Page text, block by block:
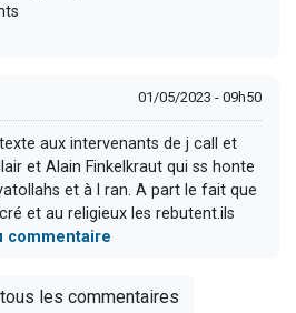
01/05/2023 - 09h50
aux intervenants de j call et
et Alain Finkelkraut qui ss honte
et à l ran. A part le fait que
et au religieux les rebutent.ils
commentaire
les commentaires